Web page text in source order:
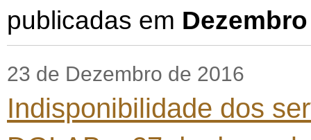
publicadas em
23 de Dezembro de 2016
Indisponibilidade dos